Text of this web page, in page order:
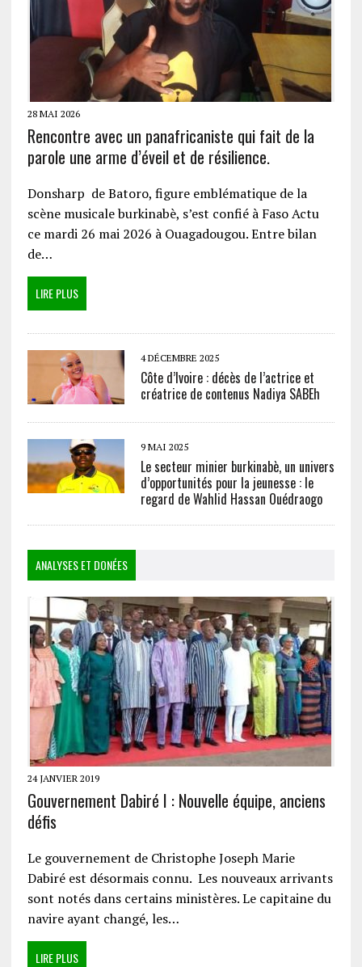
28 MAI 2026
Rencontre avec un panafricaniste qui fait de la
parole une arme d’éveil et de résilience.
Donsharp de Batoro, figure emblématique de la
scène musicale burkinabè, s’est confié à Faso Actu
ce mardi 26 mai 2026 à Ouagadougou. Entre bilan
de…
LIRE PLUS
4 DÉCEMBRE 2025
Côte d’Ivoire : décès de l’actrice et
créatrice de contenus Nadiya SABEh
9 MAI 2025
Le secteur minier burkinabè, un univers
d’opportunités pour la jeunesse : le
regard de Wahlid Hassan Ouédraogo
ANALYSES ET DONÉES
24 JANVIER 2019
Gouvernement Dabiré I : Nouvelle équipe, anciens
défis
Le gouvernement de Christophe Joseph Marie
Dabiré est désormais connu. Les nouveaux arrivants
sont notés dans certains ministères. Le capitaine du
navire ayant changé, les…
LIRE PLUS